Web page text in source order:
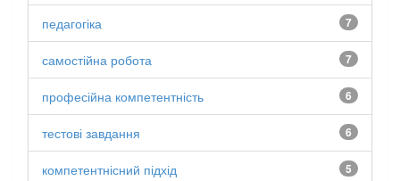
7
педагогіка
7
самостійна робота
6
професійна компетентність
6
тестові завдання
5
компетентнісний підхід